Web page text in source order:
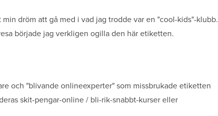
dröm att gå med i vad jag trodde var en "cool-kids"-klubb.
började jag verkligen ogilla den här etiketten.
och "blivande onlineexperter" som missbrukade etiketten
skit-pengar-online / bli-rik-snabbt-kurser eller